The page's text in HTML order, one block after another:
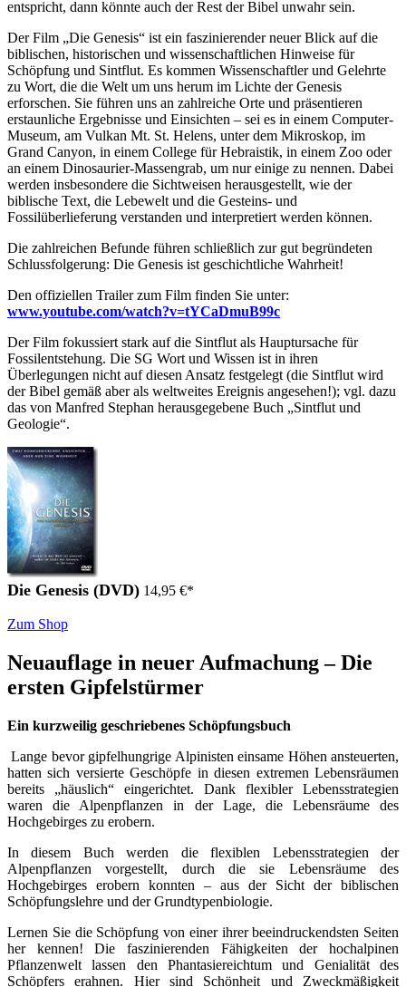
entspricht, dann könnte auch der Rest der Bibel unwahr sein.
Der Film „Die Genesis“ ist ein faszinierender neuer Blick auf die
biblischen, historischen und wissenschaftlichen Hinweise für
Schöpfung und Sintflut. Es kommen Wissenschaftler und Gelehrte
zu Wort, die die Welt um uns herum im Lichte der Genesis
erforschen. Sie führen uns an zahlreiche Orte und präsentieren
erstaunliche Ergebnisse und Einsichten – sei es in einem Computer-
Museum, am Vulkan Mt. St. Helens, unter dem Mikroskop, im
Grand Canyon, in einem College für Hebraistik, in einem Zoo oder
an einem Dinosaurier-Massengrab, um nur einige zu nennen. Dabei
werden insbesondere die Sichtweisen herausgestellt, wie der
biblische Text, die Lebewelt und die Gesteins- und
Fossilüberlieferung verstanden und interpretiert werden können.
Die zahlreichen Befunde führen schließlich zur gut begründeten
Schlussfolgerung: Die Genesis ist geschichtliche Wahrheit!
Den offiziellen Trailer zum Film finden Sie unter:
www.youtube.com/watch?v=tYCaDmuB99c
Der Film fokussiert stark auf die Sintflut als Hauptursache für
Fossilentstehung. Die SG Wort und Wissen ist in ihren
Überlegungen nicht auf diesen Ansatz festgelegt (die Sintflut wird
der Bibel gemäß aber als weltweites Ereignis angesehen!); vgl. dazu
das von Manfred Stephan herausgegebene Buch „Sintflut und
Geologie“.
Die Genesis (DVD) 14,95 €*
Zum Shop
Neuauflage in neuer Aufmachung – Die
ersten Gipfelstürmer
Ein kurzweilig geschriebenes Schöpfungsbuch
Lange bevor gipfelhungrige Alpinisten einsame Höhen ansteuerten,
hatten sich versierte Geschöpfe in diesen extremen Lebensräumen
bereits „häuslich“ eingerichtet. Dank flexibler Lebensstrategien
waren die Alpenpflanzen in der Lage, die Lebensräume des
Hochgebirges zu erobern.
In diesem Buch werden die flexiblen Lebensstrategien der
Alpenpflanzen vorgestellt, durch die sie Lebensräume des
Hochgebirges erobern konnten – aus der Sicht der biblischen
Schöpfungslehre und der Grundtypenbiologie.
Lernen Sie die Schöpfung von einer ihrer beeindruckendsten Seiten
her kennen! Die faszinierenden Fähigkeiten der hochalpinen
Pflanzenwelt lassen den Phantasiereichtum und Genialität des
Schöpfers erahnen. Hier sind Schönheit und Zweckmäßigkeit